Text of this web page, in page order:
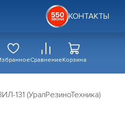
КОНТАКТЫ
СравнениеКорзина
131 (УралРезиноТехника)